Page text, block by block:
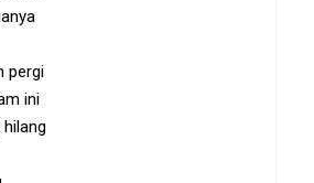
pergi
ini